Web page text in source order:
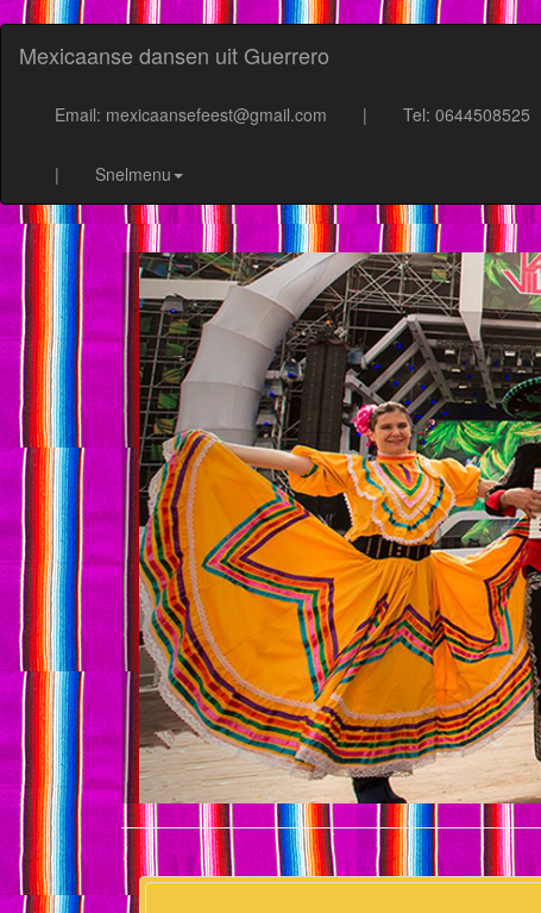
Mexicaanse dansen uit Guerrero
Email: mexicaansefeest@gmail.com | Tel: 0644508525
| Snelmenu